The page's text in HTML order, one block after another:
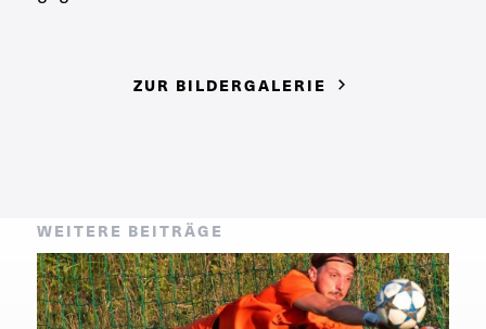
ZUR BILDERGALERIE
WEITERE BEITRÄGE